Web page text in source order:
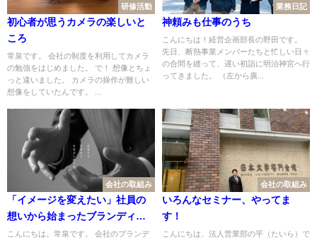
研修活動
初心者が思うカメラの楽しいと
ころ
常泉です。 会社の制度を利用してカメラ
の勉強をはじめました。 で！ 想像とちょ
っと違いました。 カメラの操作が難しい
想像をしていたんです。 ...
業務日記
神頼みも仕事のうち
こんにちは！経営企画部長の野田です。
先日、断熱事業メンバーたちと忙しい日々
の合間を縫って、遅い初詣に明治神宮へ行
ってきました。 （左から廣...
会社の取組み
「イメージを変えたい」社員の
想いから始まったブランディン
グ
こんにちは。常泉です。 会社のブランデ
会社の取組み
いろんなセミナー、やってま
す！
こんにちは、法人営業部の平（たいら）で